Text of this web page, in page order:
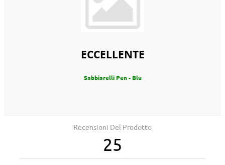
ECCELLENTE
Sabbiarelli Pen - Blu
Recensioni Del Prodotto
25